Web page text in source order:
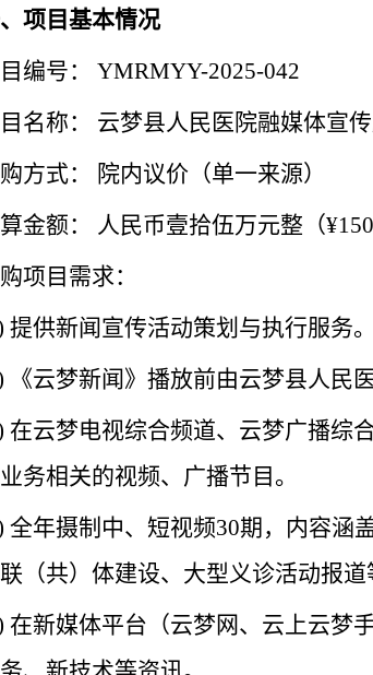
项目基本情况
编号：
YMRMYY-2025-042
名称：
云梦县人民医院融媒体宣
方式：
院内议价（单一来源）
金额：
人民币壹拾伍万元整（
项目需求：
提供新闻宣传活动策划与执行服务。
《云梦新闻》播放前由云梦县人民医
在云梦电视综合频道、云梦广播综
务相关的视频、广播节目。
全年摄制中、短视频30期，内容涵
（共）体建设、大型义诊活动报道
在新媒体平台（云梦网、云上云梦